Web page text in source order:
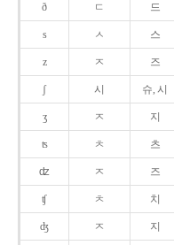
ð ㄷ 드
s ㅅ 스
z ㅈ 즈
ʃ 시 슈, 시
ʒ ㅈ 지
ʦ ㅊ 츠
ʣ ㅈ 즈
ʧ ㅊ 치
ʤ ㅈ 지